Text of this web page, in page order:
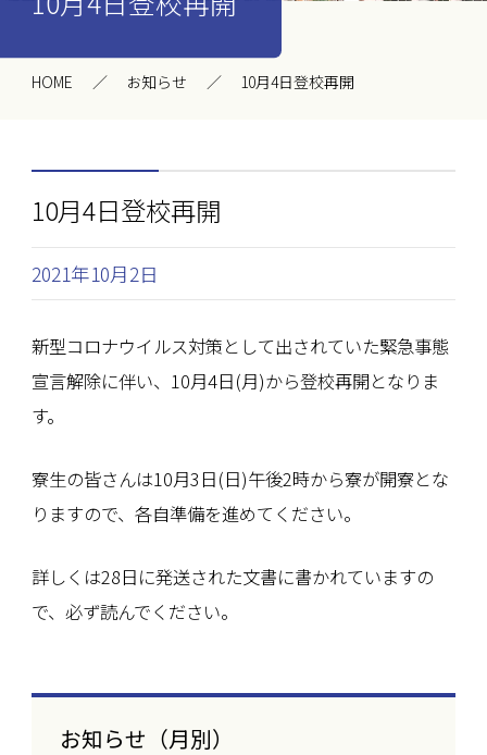
HOME お知らせ 10月4日登校再開
10月4日登校再開
2021年10月2日
新型コロナウイルス対策として出されていた緊急事態
宣言解除に伴い、10月4日(月)から登校再開となりま
す。
寮生の皆さんは10月3日(日)午後2時から寮が開寮とな
りますので、各自準備を進めてください。
詳しくは28日に発送された文書に書かれていますの
で、必ず読んでください。
お知らせ（月別）